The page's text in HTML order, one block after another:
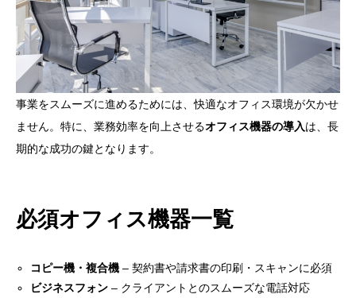
事業をスムーズに進めるためには、快適なオフィス環境が欠かせ
ません。特に、業務効率を向上させるオフィス機器の導入は、長
期的な成功の鍵となります。
必須オフィス機器一覧
コピー機・複合機 – 契約書や請求書の印刷・スキャンに必須
ビジネスフォン – クライアントとのスムーズな電話対応